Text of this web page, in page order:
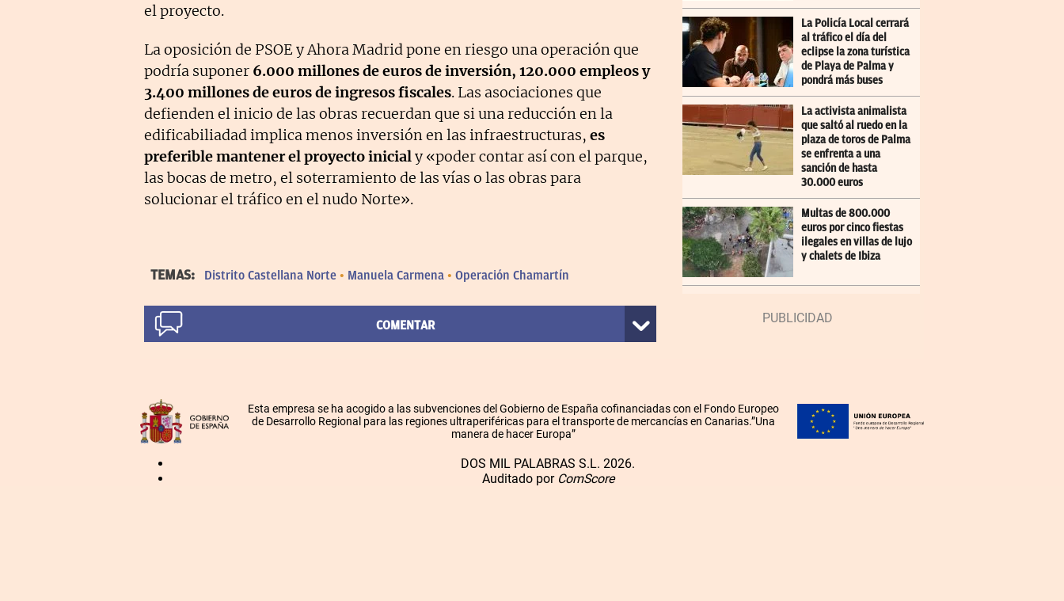
el proyecto.
La oposición de PSOE y Ahora Madrid pone en riesgo una operación que
podría suponer 6.000 millones de euros de inversión, 120.000 empleos y
3.400 millones de euros de ingresos fiscales. Las asociaciones que
defienden el inicio de las obras recuerdan que si una reducción en la
edificabiliadad implica menos inversión en las infraestructuras, es
preferible mantener el proyecto inicialy «poder contar así con el parque,
las bocas de metro, el soterramiento de las vías o las obras para
solucionar el tráfico en el nudo Norte».
TEMAS: Distrito Castellana Norte Manuela Carmena Operación Chamartín
COMENTAR
La Policía Local cerrará
al tráfico el día del
eclipse la zona turística
de Playa de Palma y
pondrá más buses
La activista animalista
que saltó al ruedo en la
plaza de toros de Palma
se enfrenta a una
sanción de hasta
30.000 euros
Multas de 800.000
euros por cinco fiestas
ilegales en villas de lujo
y chalets de Ibiza
Esta empresa se ha acogido a las subvenciones del Gobierno de España cofinanciadas con el Fondo Europeo
de Desarrollo Regional para las regiones ultraperiféricas para el transporte de mercancías en Canarias.”Una
manera de hacer Europa”
DOS MIL PALABRAS S.L. 2026.
Auditado por ComScore